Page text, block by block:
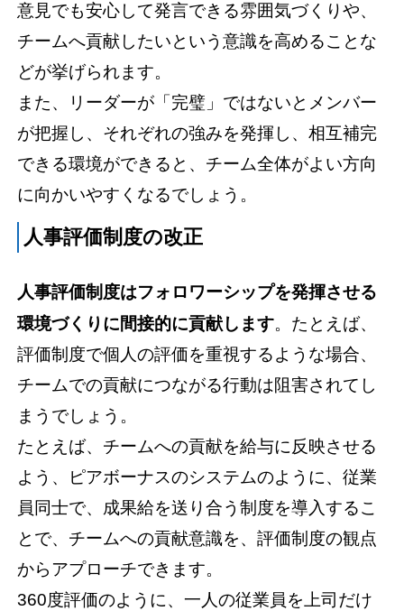
意見でも安心して発言できる雰囲気づくりや、
チームへ貢献したいという意識を高めることな
どが挙げられます。
また、リーダーが「完璧」ではないとメンバー
が把握し、それぞれの強みを発揮し、相互補完
できる環境ができると、チーム全体がよい方向
に向かいやすくなるでしょう。
人事評価制度の改正
人事評価制度はフォロワーシップを発揮させる
環境づくりに間接的に貢献します。たとえば、
評価制度で個人の評価を重視するような場合、
チームでの貢献につながる行動は阻害されてし
まうでしょう。
たとえば、チームへの貢献を給与に反映させる
よう、ピアボーナスのシステムのように、従業
員同士で、成果給を送り合う制度を導入するこ
とで、チームへの貢献意識を、評価制度の観点
からアプローチできます。
360度評価のように、一人の従業員を上司だけ